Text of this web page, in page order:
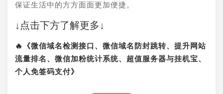
保证生活中的方方面面更加便捷。
↓点击下方了解更多↓
🔥《微信域名检测接口、微信域名防封跳转、提升网站
流量排名、微信加粉统计系统、超值服务器与挂机宝、
个人免签码支付》